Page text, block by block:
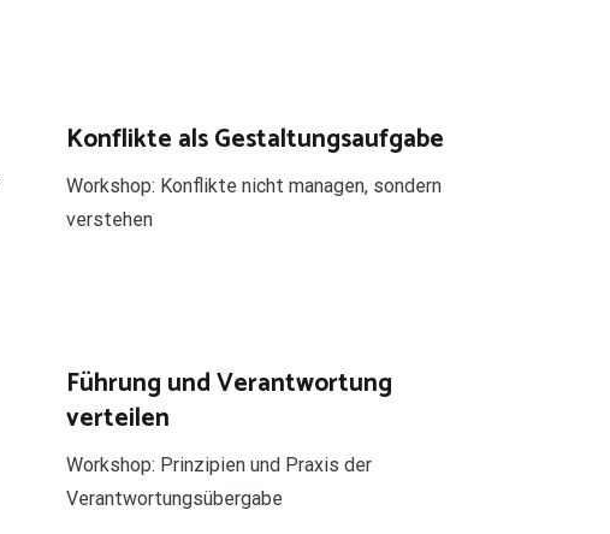
Konflikte als Gestaltungsaufgabe
Workshop: Konflikte nicht managen, sondern
verstehen
Führung und Verantwortung
verteilen
Workshop: Prinzipien und Praxis der
Verantwortungsübergabe